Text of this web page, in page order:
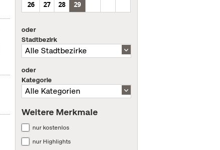
26
27 28 29
oder
Stadtbezirk
oder
Kategorie
Weitere Merkmale
nur kostenlos
nur Highlights